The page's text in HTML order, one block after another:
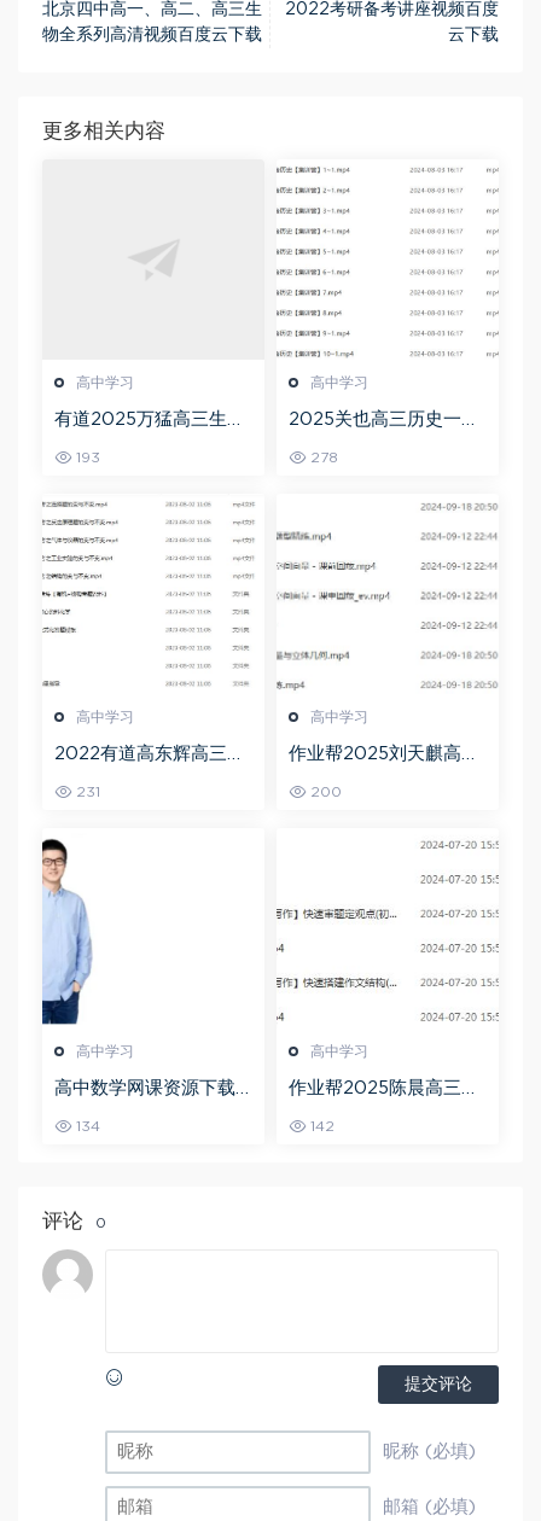
北京四中高一、高二、高三生
物全系列高清视频百度云下载
2022考研备考讲座视频百度
云下载
更多相关内容
高中学习
有道2025万猛高三生物
教程
193
高中学习
2025关也高三历史一轮
教程
278
高中学习
2022有道高东辉高三化
频教程+讲义+点睛班
231
高中学习
作业帮2025刘天麒高二
200
高中学习
高中数学网课资源下载
数学秋季班
134
高中学习
作业帮2025陈晨高三语
班
142
评论 0
提交评论
昵称 (必填)
邮箱 (必填)